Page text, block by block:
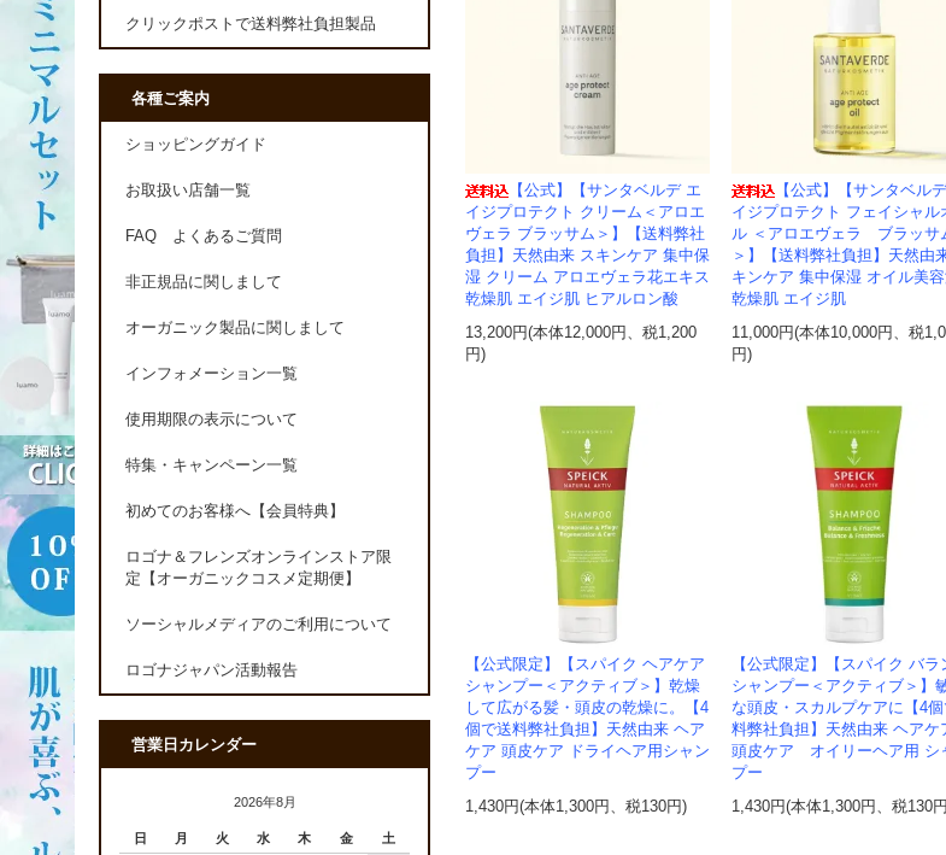
【公式】【サンタベルデ エ
イジプロテクト クリーム＜アロエ
ヴェラ ブラッサム＞】【送料弊社
負担】天然由来 スキンケア 集中保
湿 クリーム アロエヴェラ花エキス
乾燥肌 エイジ肌 ヒアルロン酸
13,200円(本体12,000円、税1,200
円)
【公式】【サンタベル
イジプロテクト フェイシャル
ル ＜アロエヴェラ ブラッサ
＞】【送料弊社負担】天然由
キンケア 集中保湿 オイル美
乾燥肌 エイジ肌
11,000円(本体10,000円、税
円)
【公式限定】【スパイク ヘアケア
シャンプー＜アクティブ＞】乾燥
して広がる髪・頭皮の乾燥に。【4
個で送料弊社負担】天然由来 ヘア
ケア 頭皮ケア ドライヘア用シャン
プー
1,430円(本体1,300円、税130円)
【公式限定】【スパイク バラ
シャンプー＜アクティブ＞】
な頭皮・スカルプケアに【4個
料弊社負担】天然由来 ヘア
頭皮ケア オイリーヘア用 シ
プー
1,430円(本体1,300円、税130
クリックポストで送料弊社負担製品
各種ご案内
ショッピングガイド
お取扱い店舗一覧
FAQ よくあるご質問
非正規品に関しまして
オーガニック製品に関しまして
インフォメーション一覧
使用期限の表示について
特集・キャンペーン一覧
初めてのお客様へ【会員特典】
ロゴナ＆フレンズオンラインストア限
定【オーガニックコスメ定期便】
ソーシャルメディアのご利用について
ロゴナジャパン活動報告
営業日カレンダー
2026年8月
日 月 火 水 木 金 土